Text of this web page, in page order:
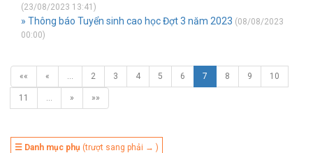
(23/08/2023 13:41)
» Thông báo Tuyển sinh cao học Đợt 3 năm 2023 (08/08/2023
00:00)
«« « … 2 3 4 5 6 7 8 9 10
11 … » »»
☰ Danh mục phụ (trượt sang phải → )